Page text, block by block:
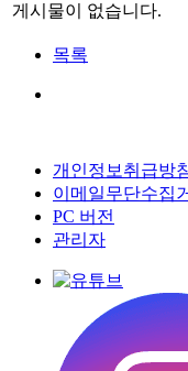
게시물이 없습니다.
목록
개인정보취급방
이메일무단수집
PC 버전
관리자